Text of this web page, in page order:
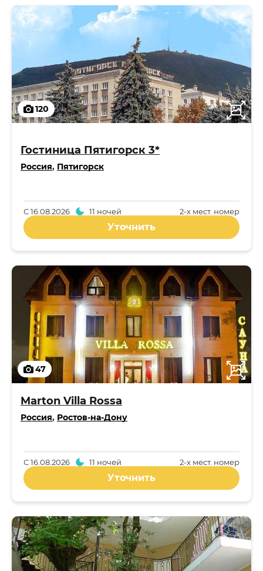
120
Гостиница Пятигорск 3*
Россия, Пятигорск
2-x мест. номер
С16.08.2026 11 ночей
Уточнить
47
Marton Villa Rossa
Россия, Ростов-на-Дону
2-x мест. номер
С16.08.2026 11 ночей
Уточнить